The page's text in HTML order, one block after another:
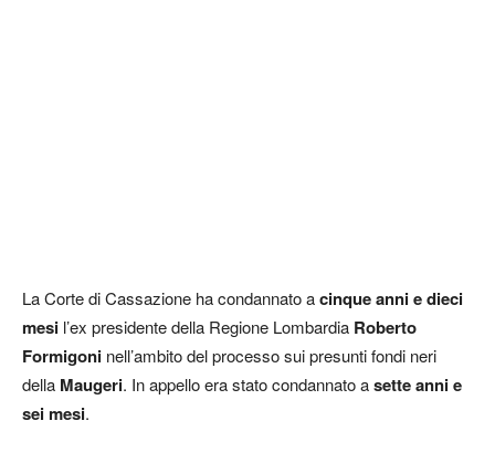
La Corte di Cassazione ha condannato acinque anni e dieci
mesi l’ex presidente della Regione Lombardia Roberto
Formigoni nell’ambito del processo sui presunti fondi neri
della Maugeri. In appello era stato condannato asette anni e
sei mesi.